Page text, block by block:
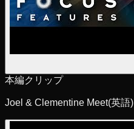
本編クリップ
Joel & Clementine Meet(英語)